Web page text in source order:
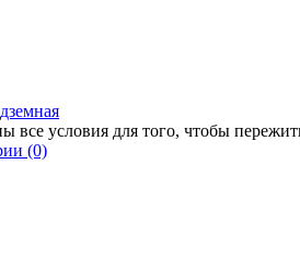
все условия для того, чтобы
(0)